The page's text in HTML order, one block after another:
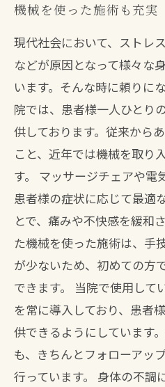
機械を使った施術も充実
現代社会において、ストレ
などが原因となって様々な
います。そんな時に頼りに
院では、患者様一人ひとり
供しております。従来から
こと、近年では機械を取り
す。 マッサージチェアや電
患者様の症状に応じて最適
とで、痛みや不快感を緩和
た機械を使った施術は、手
が少ないため、初めての方
できます。 当院で使用して
を常に導入しており、患者
供できるようにしています
も、きちんとフォローアッ
行っています。 身体の不調